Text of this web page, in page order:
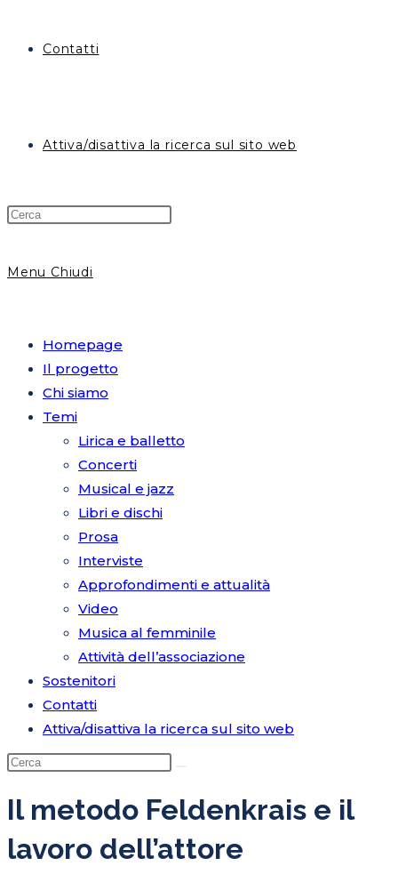
Contatti
Attiva/disattiva la ricerca sul sito web
Menu Chiudi
Homepage
Il progetto
Chi siamo
Temi
Lirica e balletto
Concerti
Musical e jazz
Libri e dischi
Prosa
Interviste
Approfondimenti e attualità
Video
Musica al femminile
Attività dell’associazione
Sostenitori
Contatti
Attiva/disattiva la ricerca sul sito web
Il metodo Feldenkrais e il
lavoro dell’attore